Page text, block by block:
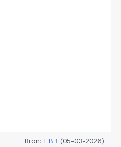
Bron: EBB (05-03-2026)